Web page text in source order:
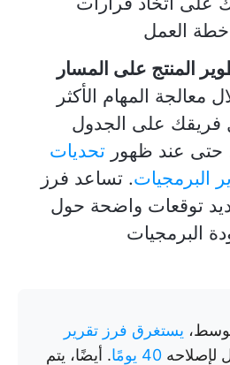
العمل
المنتج على المسار
معالجة المهام الأكثر
فريقك على الجدول
حتى عند ظهور تحديات
البرمجيات. تساعد فرز
توقعات واضحة حول
البرمجيات
يستغرق فرز تقرير
لإصلاحه 40 يومًا
. أيضًا، يتم